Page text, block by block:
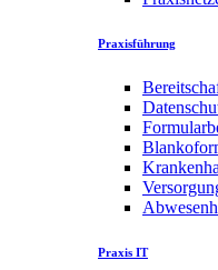
Praxisführung
Praxis IT